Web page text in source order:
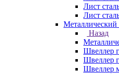
Лист
Лист
Металлический
Назад
Швеллер
Швеллер
Швеллер